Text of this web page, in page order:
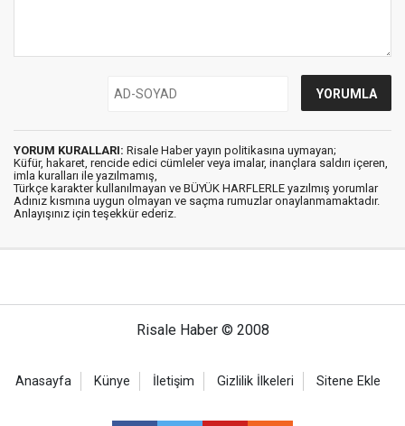
YORUM KURALLARI: Risale Haber yayın politikasına uymayan;
Küfür, hakaret, rencide edici cümleler veya imalar, inançlara saldırı içeren,
imla kuralları ile yazılmamış,
Türkçe karakter kullanılmayan ve BÜYÜK HARFLERLE yazılmış yorumlar
Adınız kısmına uygun olmayan ve saçma rumuzlar onaylanmamaktadır.
Anlayışınız için teşekkür ederiz.
Risale Haber © 2008
Anasayfa Künye İletişim Gizlilik İlkeleri Sitene Ekle